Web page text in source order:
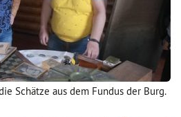
Schätze aus dem Fundus der Burg.